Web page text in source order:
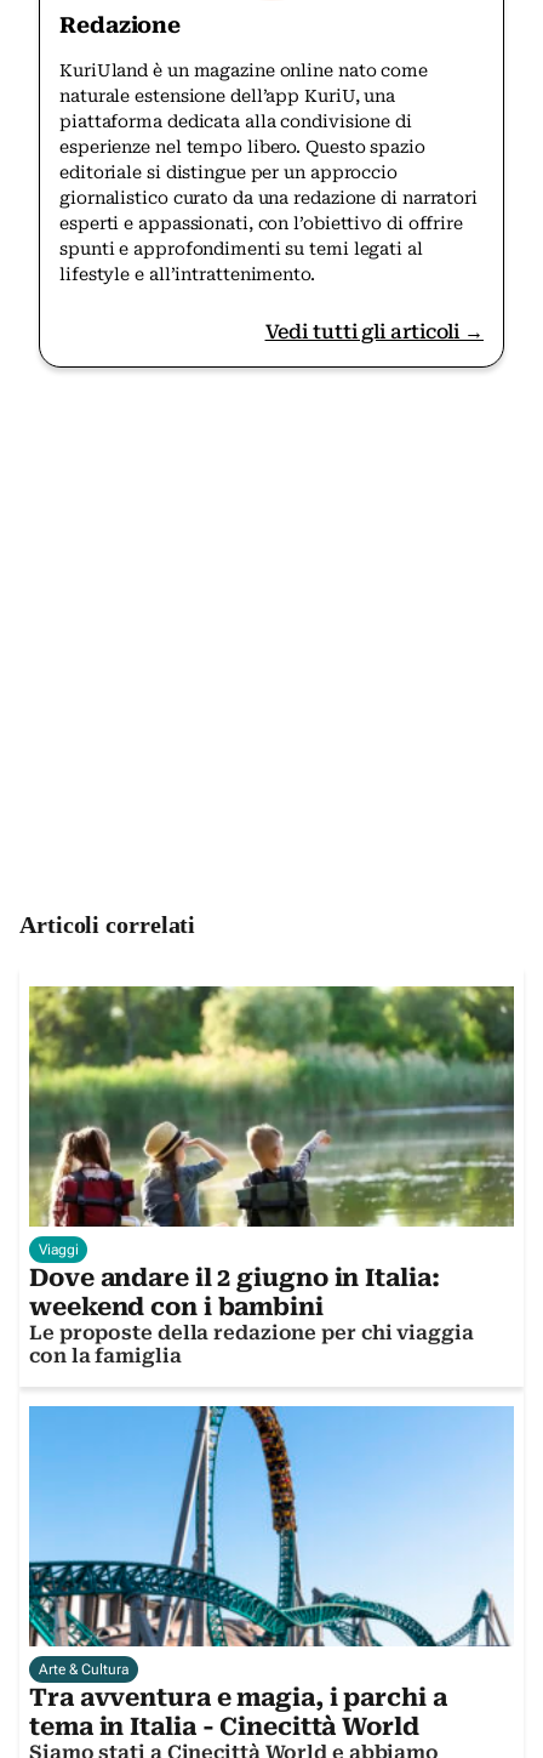
Redazione
KuriUland è un magazine online nato come
naturale estensione dell’app KuriU, una
piattaforma dedicata alla condivisione di
esperienze nel tempo libero. Questo spazio
editoriale si distingue per un approccio
giornalistico curato da una redazione di narratori
esperti e appassionati, con l’obiettivo di offrire
spunti e approfondimenti su temi legati al
lifestyle e all’intrattenimento.
Vedi tutti gli articoli →
Articoli correlati
Viaggi
Dove andare il 2 giugno in Italia:
weekend con i bambini
Le proposte della redazione per chi viaggia
con la famiglia
Arte & Cultura
Tra avventura e magia, i parchi a
tema in Italia - Cinecittà World
Siamo stati a Cinecittà World e abbiamo